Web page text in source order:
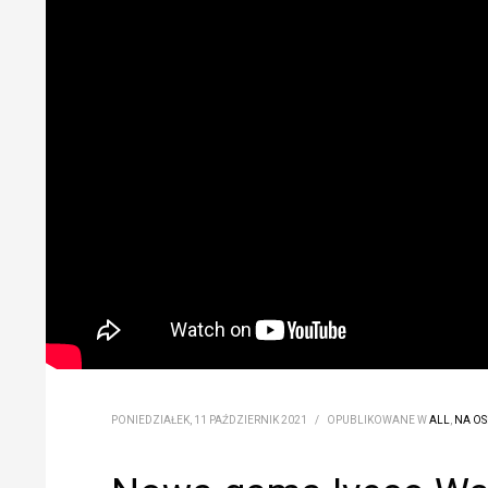
PONIEDZIAŁEK, 11 PAŹDZIERNIK 2021 / OPUBLIKOWANE WALL NA OSI